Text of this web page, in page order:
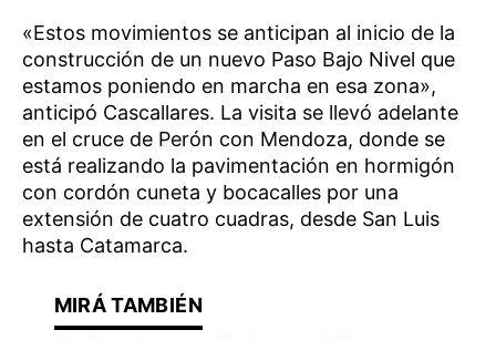
«Estos movimientos se anticipan al inicio de la
construcción de un nuevo Paso Bajo Nivel que
estamos poniendo en marcha en esa zona»,
anticipó Cascallares. La visita se llevó adelante
en el cruce de Perón con Mendoza, donde se
está realizando la pavimentación en hormigón
con cordón cuneta y bocacalles por una
extensión de cuatro cuadras, desde San Luis
hasta Catamarca.